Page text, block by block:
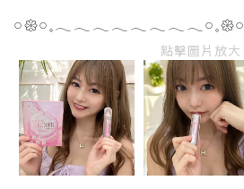
𓏸𑁍𓏸𓈒𓂃𓂃𓂃𓂃𓂃𓂃𓂃𓂃𓏸𓈒𑁍𓏸
點擊圖片放大